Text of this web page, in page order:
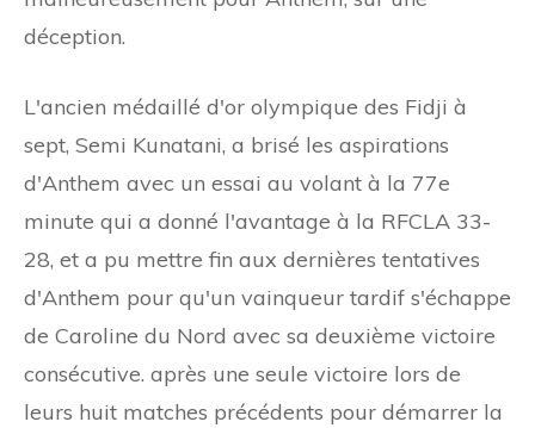
déception.
L'ancien médaillé d'or olympique des Fidji à
sept, Semi Kunatani, a brisé les aspirations
d'Anthem avec un essai au volant à la 77e
minute qui a donné l'avantage à la RFCLA 33-
28, et a pu mettre fin aux dernières tentatives
d'Anthem pour qu'un vainqueur tardif s'échappe
de Caroline du Nord avec sa deuxième victoire
consécutive. après une seule victoire lors de
leurs huit matches précédents pour démarrer la